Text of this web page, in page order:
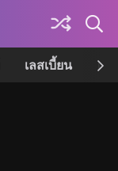
เลสเบี้ยน เค